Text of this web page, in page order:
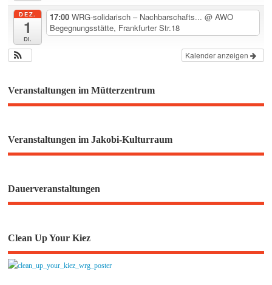
DEZ.
1
Di.
17:00WRG-solidarisch – Nachbarschafts...@ AWO
Begegnungsstätte, Frankfurter Str.18
Kalender anzeigen
Veranstaltungen im Mütterzentrum
Veranstaltungen im Jakobi-Kulturraum
Dauerveranstaltungen
Clean Up Your Kiez